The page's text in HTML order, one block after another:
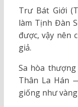
Trư Bát Giới
làm Tịnh Đàn
được, vậy nên
giả.
Sa hòa
Thân La Hán
giống như